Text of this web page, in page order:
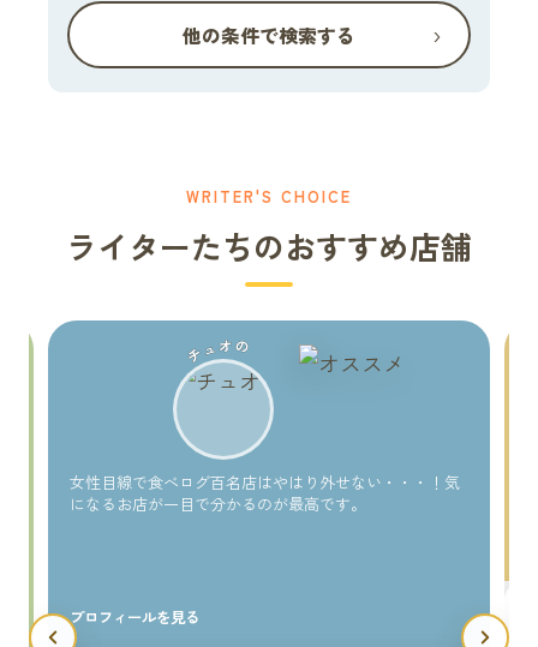
他の条件で検索する ›
WRITER'S CHOICE
ライターたちのおすすめ店舗
チュオの
女性目線で食べログ百名店はやはり外せない・・・！気
になるお店が一目で分かるのが最高です。
プロフィールを見る